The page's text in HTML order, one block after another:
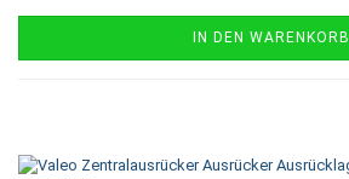
IN DEN WARENKORB